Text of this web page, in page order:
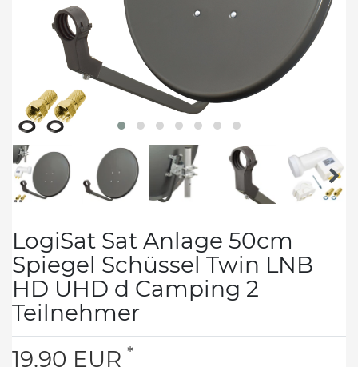
LogiSat Sat Anlage 50cm
Spiegel Schüssel Twin LNB
HD UHD d Camping 2
Teilnehmer
19,90 EUR *